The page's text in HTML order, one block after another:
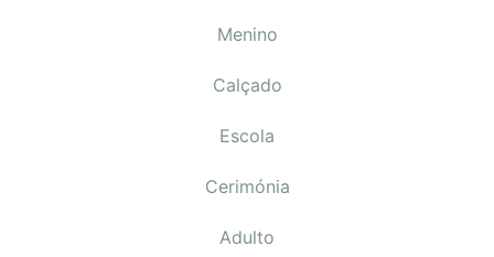
Menino
Calçado
Escola
Cerimónia
Adulto